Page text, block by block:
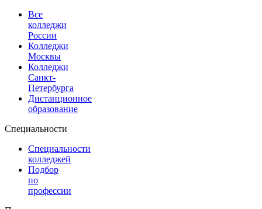
Все
колледжи
России
Колледжи
Москвы
Колледжи
Санкт-
Петербурга
Дистанционное
образование
Специальности
Специальности
колледжей
Подбор
по
профессии